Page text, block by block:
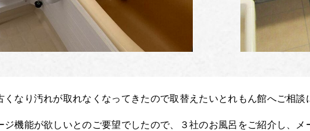
くなり汚れが取れなくなってきたので取替えたいとれもん館へご相談
ジ機能が欲しいとのご要望でしたので、３社のお風呂をご紹介し、メ